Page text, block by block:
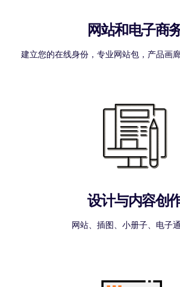
网站和电子商
建立您的在线身份，专业网站包，产品画
设计与内容创
网站、插图、小册子、电子通